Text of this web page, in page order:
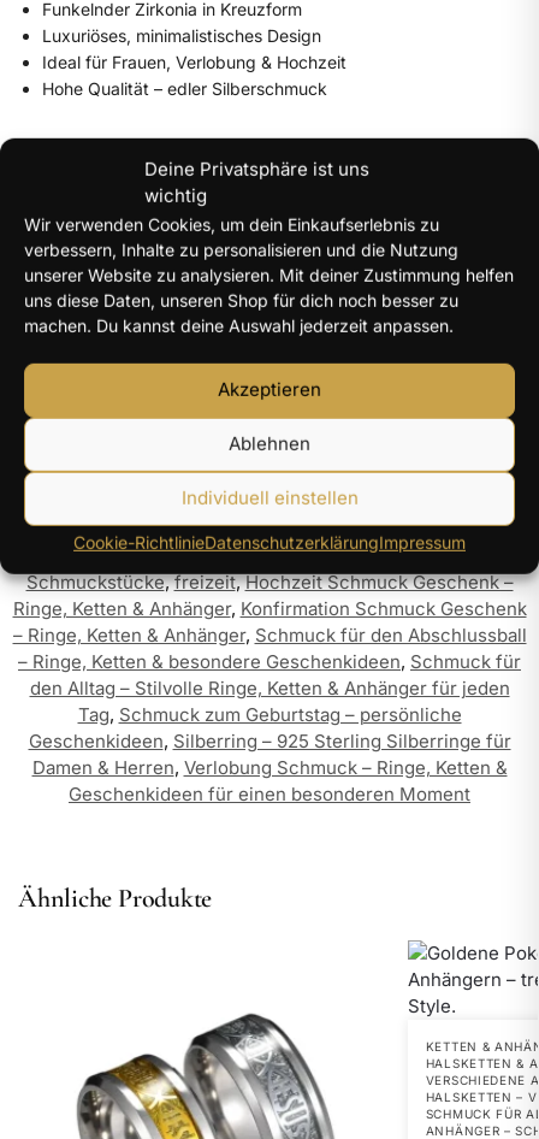
Deine Privatsphäre ist uns
wichtig
Wir verwenden Cookies, um dein Einkaufserlebnis zu
verbessern, Inhalte zu personalisieren und die Nutzung
unserer Website zu analysieren. Mit deiner Zustimmung helfen
uns diese Daten, unseren Shop für dich noch besser zu
machen. Du kannst deine Auswahl jederzeit anpassen.
Akzeptieren
Ablehnen
Individuell einstellen
Cookie-RichtlinieDatenschutzerklärungImpressum
Funkelnder Zirkonia in Kreuzform
Luxuriöses, minimalistisches Design
Ideal für Frauen, Verlobung & Hochzeit
Hohe Qualität – edler Silberschmuck
Hautfreundlich & farbbeständig
Glänzende, zeitlose Optik
Symbolreich & emotional bedeutend
Lieferumfang
1× 925 Sterling Silber Kreuzring
Artikelnummer: 1005009749064658
Christliche Ringe – Kreuz-, Jesus- &
Glaubensringe online
Schlagwörter: Christenring,Echtsilber Ringe – Zeitlose
Schmuckstücke,freizeit,Hochzeit Schmuck Geschenk –
Ringe, Ketten & Anhänger, Konfirmation Schmuck Geschenk
– Ringe, Ketten & Anhänger, Schmuck für den Abschlussball
– Ringe, Ketten & besondere Geschenkideen, Schmuck für
den Alltag – Stilvolle Ringe, Ketten & Anhänger für jeden
Tag, Schmuck zum Geburtstag – persönliche
Geschenkideen, Silberring – 925 Sterling Silberringe für
Damen & Herren, Verlobung Schmuck – Ringe, Ketten &
Geschenkideen für einen besonderen Moment
Ähnliche Produkte
KETTEN &
HALSKETTEN &
VERSCHIEDENE
HALSKETTEN –
SCHMUCK FÜR
ANHÄNGER –